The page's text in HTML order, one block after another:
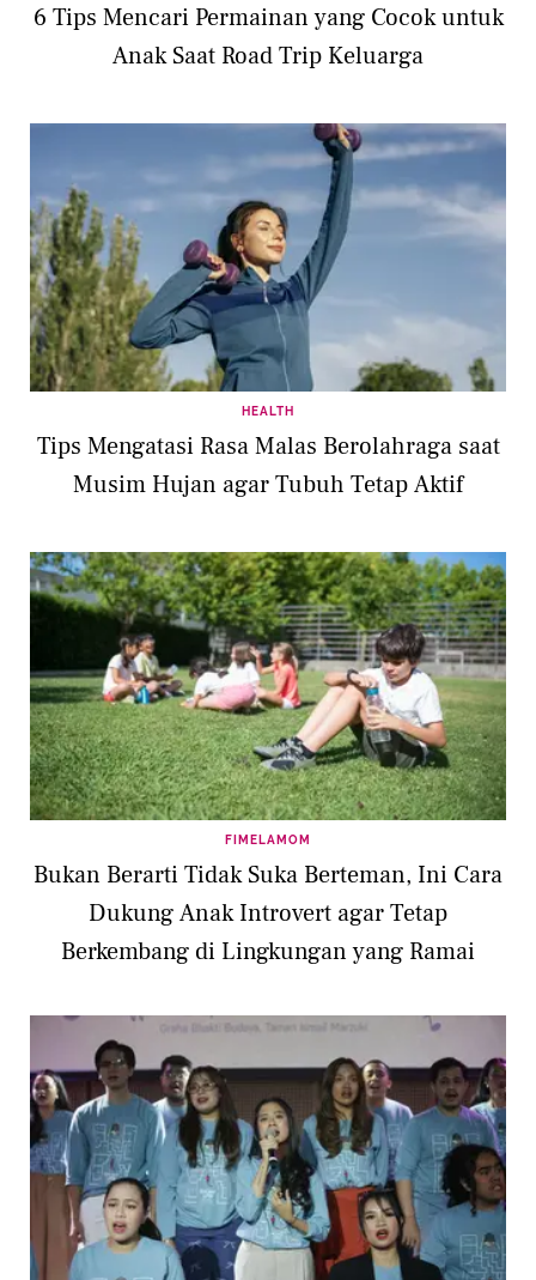
6 Tips Mencari Permainan yang Cocok untuk
Anak Saat Road Trip Keluarga
HEALTH
Tips Mengatasi Rasa Malas Berolahraga saat
Musim Hujan agar Tubuh Tetap Aktif
FIMELAMOM
Bukan Berarti Tidak Suka Berteman, Ini Cara
Dukung Anak Introvert agar Tetap
Berkembang di Lingkungan yang Ramai